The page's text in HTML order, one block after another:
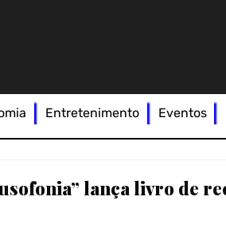
lança livro de
Entretenimento Eventos